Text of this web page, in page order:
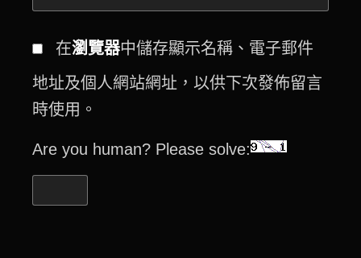
在瀏覽器中儲存顯示名稱、電子郵件
地址及個人網站網址，以供下次發佈留言
時使用。
Are you human? Please solve: